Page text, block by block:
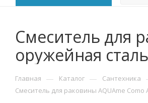
Смеситель для
оружейная сталь
Главная — Каталог — Сантехника
Смеситель для раковины AQUAme